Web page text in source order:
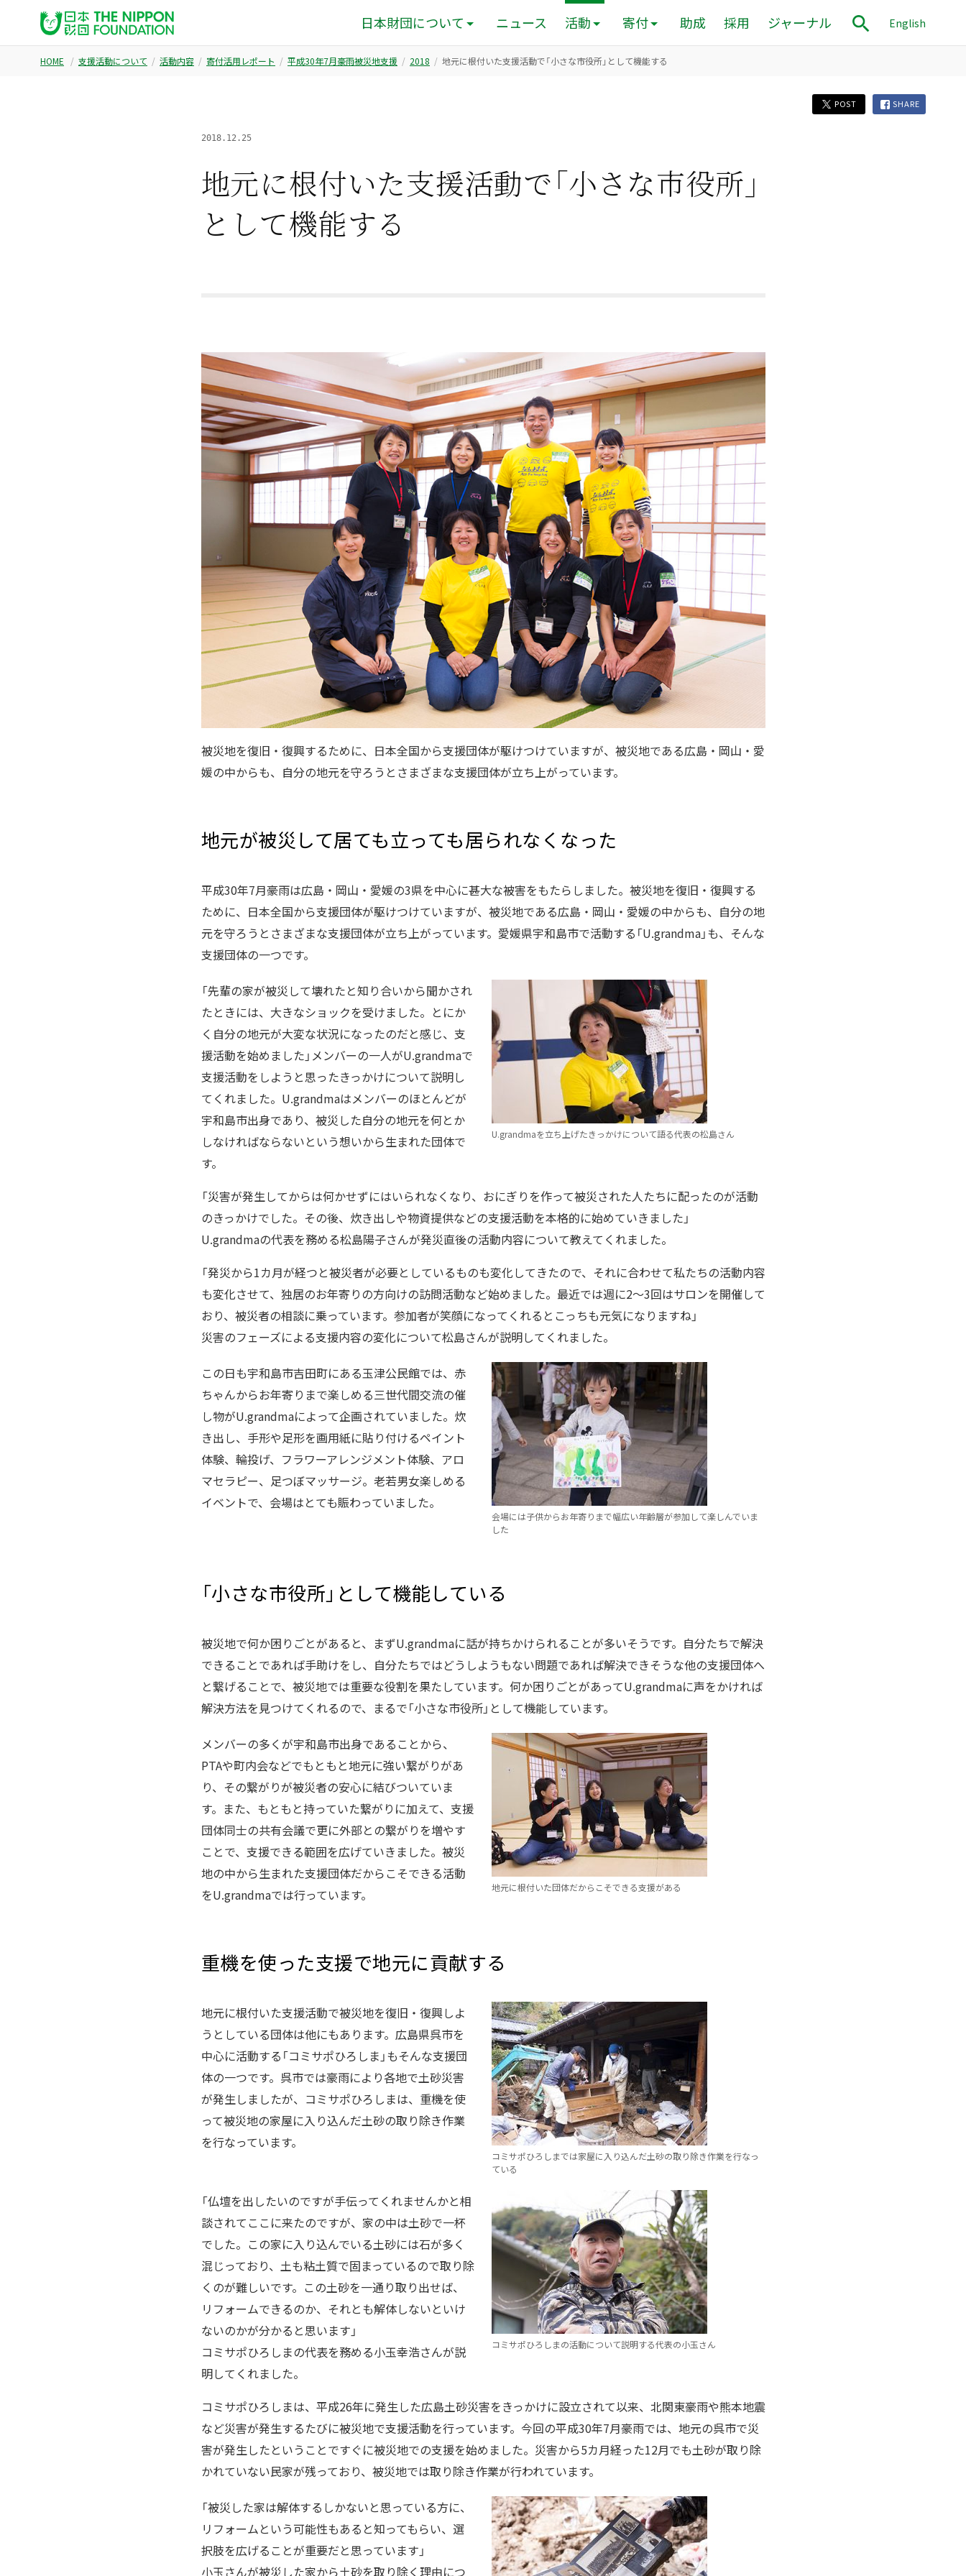
日本財団について ニュース 活動 寄付 助成 採用 ジャーナル English
HOME 支援活動について 活動内容 寄付活用レポート 平成30年7月豪雨被災地支援 2018 地元に根付いた支援活動で「小さな市役所」として機能する
POST SHARE
2018.12.25
地元に根付いた支援活動で「小さな市役所」
として機能する
被災地を復旧・復興するために、日本全国から支援団体が駆けつけていますが、被災地である広島・岡山・愛
媛の中からも、自分の地元を守ろうとさまざまな支援団体が立ち上がっています。
地元が被災して居ても立っても居られなくなった
平成30年7月豪雨は広島・岡山・愛媛の3県を中心に甚大な被害をもたらしました。被災地を復旧・復興する
ために、日本全国から支援団体が駆けつけていますが、被災地である広島・岡山・愛媛の中からも、自分の地
元を守ろうとさまざまな支援団体が立ち上がっています。愛媛県宇和島市で活動する「U.grandma」も、そんな
支援団体の一つです。
「先輩の家が被災して壊れたと知り合いから聞かされ
たときには、大きなショックを受けました。とにか
く自分の地元が大変な状況になったのだと感じ、支
援活動を始めました」メンバーの一人がU.grandmaで
支援活動をしようと思ったきっかけについて説明し
てくれました。U.grandmaはメンバーのほとんどが
宇和島市出身であり、被災した自分の地元を何とか
しなければならないという想いから生まれた団体で
す。
U.grandmaを立ち上げたきっかけについて語る代表の松島さん
「災害が発生してからは何かせずにはいられなくなり、おにぎりを作って被災された人たちに配ったのが活動
のきっかけでした。その後、炊き出しや物資提供などの支援活動を本格的に始めていきました」
U.grandmaの代表を務める松島陽子さんが発災直後の活動内容について教えてくれました。
「発災から1カ月が経つと被災者が必要としているものも変化してきたので、それに合わせて私たちの活動内容
も変化させて、独居のお年寄りの方向けの訪問活動など始めました。最近では週に2～3回はサロンを開催して
おり、被災者の相談に乗っています。参加者が笑顔になってくれるとこっちも元気になりますね」
災害のフェーズによる支援内容の変化について松島さんが説明してくれました。
この日も宇和島市吉田町にある玉津公民館では、赤
ちゃんからお年寄りまで楽しめる三世代間交流の催
し物がU.grandmaによって企画されていました。炊
き出し、手形や足形を画用紙に貼り付けるペイント
体験、輪投げ、フラワーアレンジメント体験、アロ
マセラピー、足つぼマッサージ。老若男女楽しめる
イベントで、会場はとても賑わっていました。
会場には子供からお年寄りまで幅広い年齢層が参加して楽しんでいま
した
「小さな市役所」として機能している
被災地で何か困りごとがあると、まずU.grandmaに話が持ちかけられることが多いそうです。自分たちで解決
できることであれば手助けをし、自分たちではどうしようもない問題であれば解決できそうな他の支援団体へ
と繋げることで、被災地では重要な役割を果たしています。何か困りごとがあってU.grandmaに声をかければ
解決方法を見つけてくれるので、まるで「小さな市役所」として機能しています。
メンバーの多くが宇和島市出身であることから、
PTAや町内会などでもともと地元に強い繋がりがあ
り、その繋がりが被災者の安心に結びついていま
す。また、もともと持っていた繋がりに加えて、支援
団体同士の共有会議で更に外部との繋がりを増やす
ことで、支援できる範囲を広げていきました。被災
地の中から生まれた支援団体だからこそできる活動
をU.grandmaでは行っています。
地元に根付いた団体だからこそできる支援がある
重機を使った支援で地元に貢献する
地元に根付いた支援活動で被災地を復旧・復興しよ
うとしている団体は他にもあります。広島県呉市を
中心に活動する「コミサポひろしま」もそんな支援団
体の一つです。呉市では豪雨により各地で土砂災害
が発生しましたが、コミサポひろしまは、重機を使
って被災地の家屋に入り込んだ土砂の取り除き作業
を行なっています。
コミサポひろしまでは家屋に入り込んだ土砂の取り除き作業を行なっ
ている
「仏壇を出したいのですが手伝ってくれませんかと相
談されてここに来たのですが、家の中は土砂で一杯
でした。この家に入り込んでいる土砂には石が多く
混じっており、土も粘土質で固まっているので取り除
くのが難しいです。この土砂を一通り取り出せば、
リフォームできるのか、それとも解体しないといけ
ないのかが分かると思います」
コミサポひろしまの代表を務める小玉幸浩さんが説
明してくれました。
コミサポひろしまの活動について説明する代表の小玉さん
コミサポひろしまは、平成26年に発生した広島土砂災害をきっかけに設立されて以来、北関東豪雨や熊本地震
など災害が発生するたびに被災地で支援活動を行っています。今回の平成30年7月豪雨では、地元の呉市で災
害が発生したということですぐに被災地での支援を始めました。災害から5カ月経った12月でも土砂が取り除
かれていない民家が残っており、被災地では取り除き作業が行われています。
「被災した家は解体するしかないと思っている方に、
リフォームという可能性もあると知ってもらい、選
択肢を広げることが重要だと思っています」
小玉さんが被災した家から土砂を取り除く理由につ